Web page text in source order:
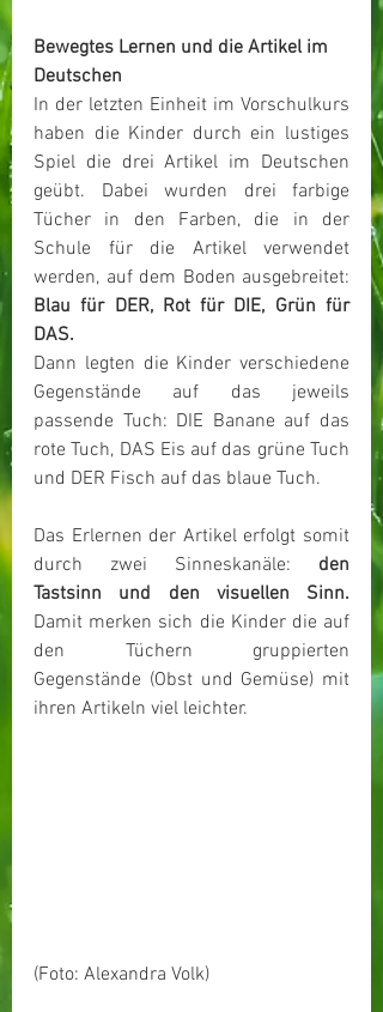
Bewegtes Lernen und die Artikel im
Deutschen
In der letzten Einheit im Vorschulkurs
haben die Kinder durch ein lustiges
Spiel die drei Artikel im Deutschen
geübt. Dabei wurden drei farbige
Tücher in den Farben, die in der
Schule für die Artikel verwendet
Blau für DER, Rot für DIE, Grün für
DAS.
Dann legten die Kinder verschiedene
Gegenstände auf das jeweils
passende Tuch: DIE Banane auf das
rote Tuch, DAS Eis auf das grüne Tuch
und DER Fisch auf das blaue Tuch.
Das Erlernen der Artikel erfolgt somit
durch zwei Sinneskanäle: den
Damit merken sich die Kinder die auf
den Tüchern gruppierten
Gegenstände (Obst und Gemüse) mit
ihren Artikeln viel leichter.
(Foto: Alexandra Volk)